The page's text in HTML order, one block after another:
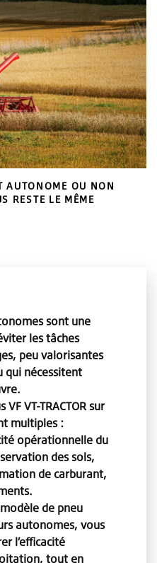
AUTONOME OU NON
RESTE LE MÊME
sont une
les tâches
peu valorisantes
qui nécessitent
VT-TRACTOR sur
multiples :
opérationnelle du
des sols,
de carburant,
de pneu
autonomes, vous
l’efficacité
tout en